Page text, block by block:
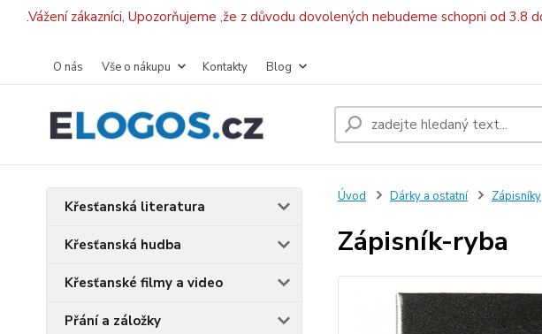
.Vážení zákazníci, Upozorňujeme ,že z důvodu dovolených nebudeme schopni od
O nás Vše o nákupu Kontakty Blog
Křesťanská literatura
Křesťanská hudba
Křesťanské filmy a video
Přání a záložky
Úvod Dárky a ostatní Zápisníky
Zápisník-ryba